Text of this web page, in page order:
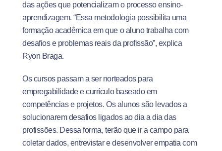
das ações que potencializam o processo ensino-
aprendizagem. “Essa metodologia possibilita uma
formação acadêmica em que o aluno trabalha com
desafios e problemas reais da profissão”, explica
Ryon Braga.
Os cursos passam a ser norteados para
empregabilidade e currículo baseado em
competências e projetos. Os alunos são levados a
solucionarem desafios ligados ao dia a dia das
profissões. Dessa forma, terão que ir a campo para
coletar dados, entrevistar e desenvolver empatia com